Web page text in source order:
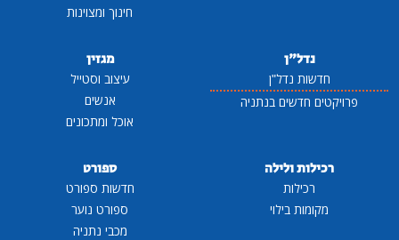
חינוך ומצוינות
נדל"ן
חדשות נדל"ן
פרויקטים חדשים בנתניה
מגזין
עיצוב וסטייל
אנשים
אוכל ומתכונים
רכילות ולילה
רכילות
מקומות בילוי
ספורט
חדשות ספורט
ספורט נוער
מכבי נתניה